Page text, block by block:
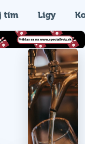
tím Ligy